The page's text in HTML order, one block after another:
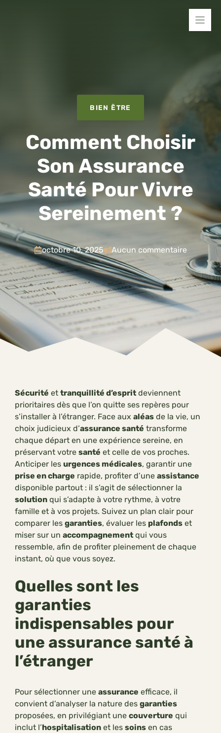
BIEN ÊTRE
Comment Choisir
Son Assurance
Santé Pour Vivre
Sereinement ?
octobre 10, 2025 Aucun commentaire
Sécurité et tranquillité d’esprit deviennent
prioritaires dès que l’on quitte ses repères pour
s’installer à l’étranger. Face aux aléas de la vie, un
choix judicieux d’assurance santé transforme
chaque départ en une expérience sereine, en
préservant votre santé et celle de vos proches.
Anticiper les urgences médicales, garantir une
prise en charge rapide, profiter d’une assistance
disponible partout : il s’agit de sélectionner la
solution qui s’adapte à votre rythme, à votre
famille et à vos projets. Suivez un plan clair pour
comparer les garanties, évaluer les plafonds et
miser sur un accompagnement qui vous
ressemble, afin de profiter pleinement de chaque
instant, où que vous soyez.
Quelles sont les
garanties
indispensables pour
une assurance santé à
l’étranger
Pour sélectionner une assurance efficace, il
convient d’analyser la nature des garanties
proposées, en privilégiant une couverture qui
inclut l’hospitalisation et les soins en cas